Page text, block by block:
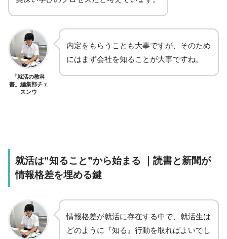
「就活の教科
書」編集部チェ
スンウ
内定をもらうことも大事ですが、そのため
にはまず会社を知ることが大事ですね。
就活は”知ること”から始まる ｜読書と新聞が
情報格差を埋める鍵
情報格差が就活に存在する中で、就活生は
どのように『知る』行動を取ればよいでし